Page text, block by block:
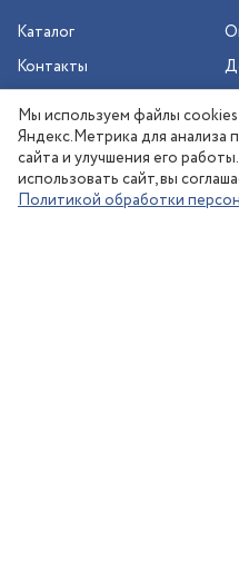
Каталог
Контакты
Новосибирск:
Мы используем файлы cookies
Яндекс.Метрика для анализа
сайта и улучшения его
использовать сайт, вы
Политикой обработки